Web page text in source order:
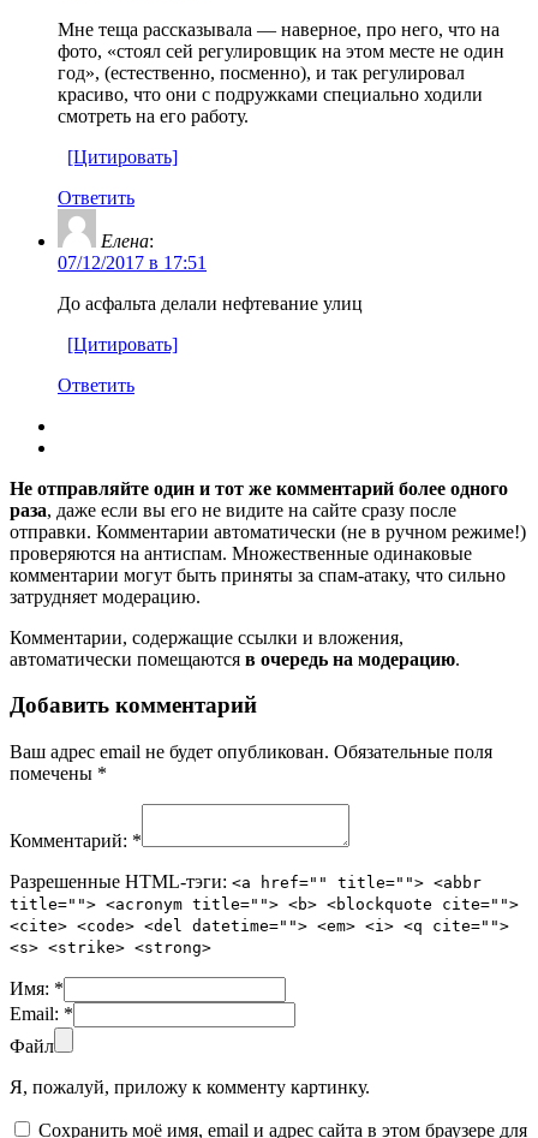
Мне теща рассказывала — наверное, про него, что на
фото, «стоял сей регулировщик на этом месте не один
год», (естественно, посменно), и так регулировал
красиво, что они с подружками специально ходили
смотреть на его работу.
[Цитировать]
Ответить
Елена:
07/12/2017 в 17:51
До асфальта делали нефтевание улиц
[Цитировать]
Ответить
Не отправляйте один и тот же комментарий более одного
раза, даже если вы его не видите на сайте сразу после
отправки. Комментарии автоматически (не в ручном режиме!)
проверяются на антиспам. Множественные одинаковые
комментарии могут быть приняты за спам-атаку, что сильно
затрудняет модерацию.
Комментарии, содержащие ссылки и вложения,
автоматически помещаются в очередь на модерацию.
Добавить комментарий
Ваш адрес email не будет опубликован. Обязательные поля
помечены *
Комментарий: *
Разрешенные HTML-тэги: <a href="" title=""> <abbr
title=""> <acronym title=""> <b> <blockquote cite="">
<cite> <code> <del datetime=""> <em> <i> <q cite="">
<s> <strike> <strong>
Имя: *
Email: *
Файл
Я, пожалуй, приложу к комменту картинку.
Сохранить моё имя, email и адрес сайта в этом браузере для